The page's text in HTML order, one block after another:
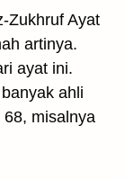
Zukhruf Ayat
artinya.
ayat ini.
ahli
misalnya